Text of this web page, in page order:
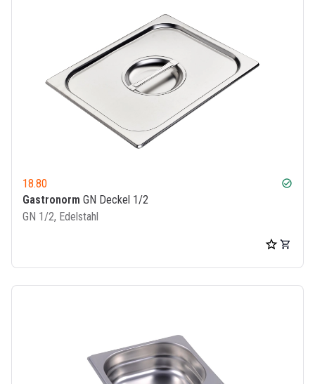
18.80 check_circle
Gastronorm GN Deckel 1/2
GN 1/2, Edelstahl